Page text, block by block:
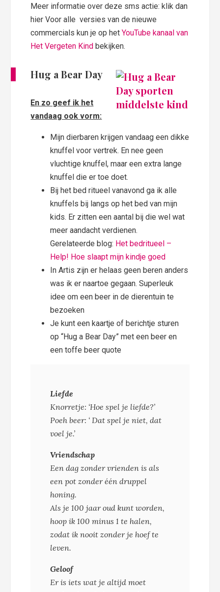
Meer informatie over deze sms actie: klik dan
hier Voor alle versies van de nieuwe
commercials kun je op hetYouTube kanaal van
Het Vergeten Kind bekijken.
Hug a Bear Day
En zo geef ik het
vandaag ook vorm:
Mijn dierbaren krijgen vandaag een dikke
knuffel voor vertrek. En nee geen
vluchtige knuffel, maar een extra lange
knuffel die er toe doet.
Bij het bed ritueel vanavond ga ik alle
knuffels bij langs op het bed van mijn
kids. Er zitten een aantal bij die wel wat
meer aandacht verdienen.
Gerelateerde blog: Het bedritueel –
Help! Hoe slaapt mijn kindje goed
In Artis zijn er helaas geen beren anders
was ik er naartoe gegaan. Superleuk
idee om een beer in de dierentuin te
bezoeken
Je kunt een kaartje of berichtje sturen
op “Hug a Bear Day” met een beer en
een toffe beer quote
Liefde
Knorretje: ‘Hoe spel je liefde?’
Poeh beer: ‘ Dat spel je niet, dat
voel je.’
Vriendschap
Een dag zonder vrienden is als
een pot zonder één druppel
honing.
Als je 100 jaar oud kunt worden,
hoop ik 100 minus 1 te halen,
zodat ik nooit zonder je hoef te
leven.
Geloof
Er is iets wat je altijd moet